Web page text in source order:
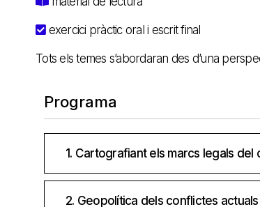
exercici pràctic oral i escrit final
Tots els temes s’abordaran des d’una
Programa
1. Cartografiant els marcs legals del
2. Geopolítica dels conflictes actuals